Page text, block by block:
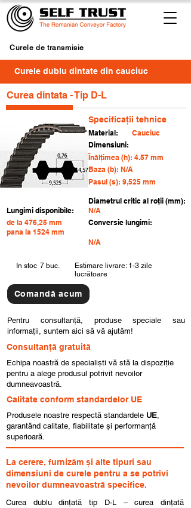
Curele de transmisie
Curele dublu dintate din cauciuc
Curea dintata - Tip D-L
Specificații tehnice
Material:
Cauciuc
Dimensiuni:
Înălțimea (h): 4.57 mm
Baza (b): N/A
Pasul (s): 9,525 mm
Diametrul critic al roții (mm):
Lungimi disponibile:
de la 476,25 mm
pana la 1524 mm
N/A
Conversie lungimi:
N/A
In stoc 7 buc.
Estimare livrare: 1-3 zile
lucrătoare
Comandă acum
Pentru consultanță, produse speciale sau
informații, suntem aici să vă ajutăm!
Consultanță gratuită
Echipa noastră de specialiști vă stă la dispoziție
pentru a alege produsul potrivit nevoilor
dumneavoastră.
Calitate conform standardelor UE
Produsele noastre respectă standardele UE,
garantând calitate, fiabilitate și performanță
superioară.
La cerere, furnizăm și alte tipuri sau
dimensiuni de curele pentru a se potrivi
nevoilor dumneavoastră specifice.
Curea dublu dințată tip D-L – curea dințată